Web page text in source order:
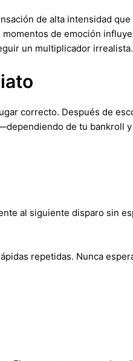
de alta intensidad
de emoción
un multiplicador irrealista.
correcto. Después de
de tu bankroll
al siguiente disparo sin
repetidas. Nunca